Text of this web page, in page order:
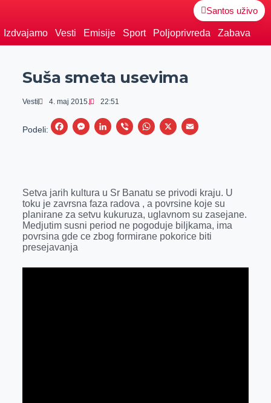
Santos uživo
Izdvajamo Vesti Emisije Sport Poljoprivreda Zabava
Suša smeta usevima
Vesti 4. maj 2015. 22:51
Podeli:
F
b
o
o
k
M
e
n
g
L
e
d
I
n
V
r
W
s
A
p
X
E
l
Setva jarih kultura u Sr Banatu se privodi kraju. U
toku je zavrsna faza radova , a povrsine koje su
planirane za setvu kukuruza, uglavnom su zasejane.
Medjutim susni period ne pogoduje biljkama, ima
povrsina gde ce zbog formirane pokorice biti
presejavanja